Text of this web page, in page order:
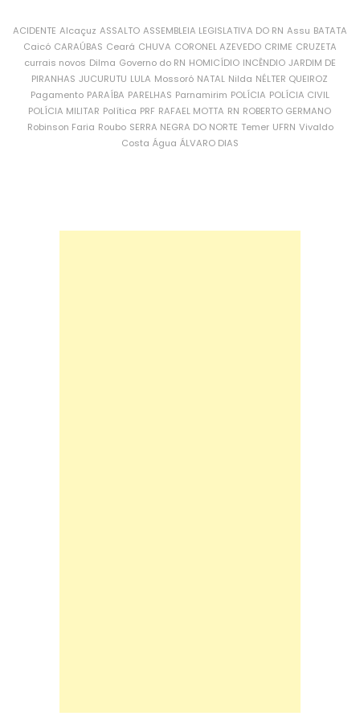
ACIDENTE Alcaçuz ASSALTO ASSEMBLEIA LEGISLATIVA DO RN Assu BATATA
Caicó CARAÚBAS Ceará CHUVA CORONEL AZEVEDO CRIME CRUZETA
currais novos Dilma Governo do RN HOMICÍDIO INCÊNDIO JARDIM DE
PIRANHAS JUCURUTU LULA Mossoró NATAL Nilda NÉLTER QUEIROZ
Pagamento PARAÍBA PARELHAS Parnamirim POLÍCIA POLÍCIA CIVIL
POLÍCIA MILITAR Política PRF RAFAEL MOTTA RN ROBERTO GERMANO
Robinson Faria Roubo SERRA NEGRA DO NORTE Temer UFRN Vivaldo
Costa Água ÁLVARO DIAS